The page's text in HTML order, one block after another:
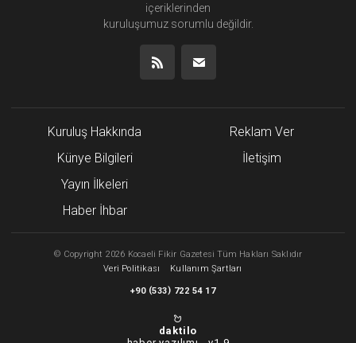
içeriklerinden
kuruluşumuz sorumlu değildir.
Kuruluş Hakkında
Künye Bilgileri
Yayın İlkeleri
Haber İhbar
Reklam Ver
İletişim
© Copyright 2026 Kocaeli Fikir Gazetesi Tüm Hakları Saklıdır
Veri Politikası
Kullanım Şartları
+90 (533) 722 54 17
daktilo